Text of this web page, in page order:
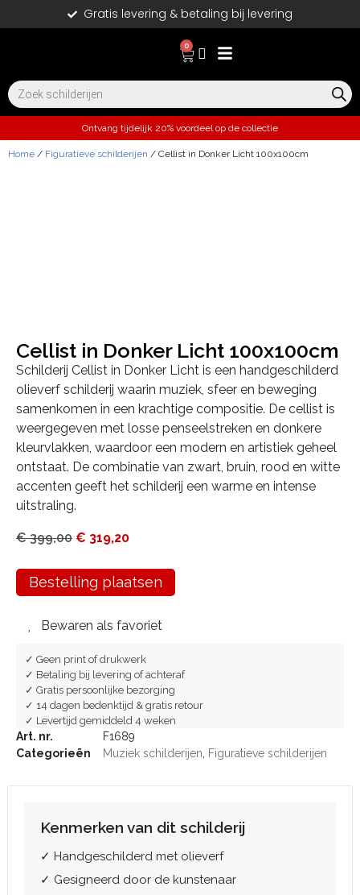
Gratis levering & betaling bij levering
0
Ontvang tijdelijk 20% voordeel op de collectie
Home / Figuratieve schilderijen / Cellist in Donker Licht 100x100cm
Cellist in Donker Licht 100x100cm
Schilderij Cellist in Donker Licht is een handgeschilderd
olieverf schilderij waarin muziek, sfeer en beweging
samenkomen in een krachtige compositie. De cellist is
weergegeven met losse penseelstreken en donkere
kleurvlakken, waardoor een modern en artistiek geheel
ontstaat. De combinatie van zwart, bruin, rood en witte
accenten geeft het schilderij een warme en intense
uitstraling.
€399,00 € 319,20
Bestelling plaatsen
Bewaren als favoriet
✓ Geen print of drukwerk
✓ Betaling bij levering of achteraf
✓ Gratis persoonlijke bezorging
✓ 14 dagen bedenktijd & gratis retour
✓ Levertijd gemiddeld 4 weken
Art. nr.
F1689
Categorieën
Muziek schilderijen Figuratieve schilderijen
Kenmerken van dit schilderij
✓ Handgeschilderd met olieverf
✓ Gesigneerd door de kunstenaar